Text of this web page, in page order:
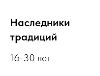
Наследники
традиций
16-30 лет